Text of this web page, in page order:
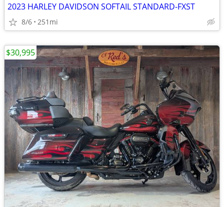
2023 HARLEY DAVIDSON SOFTAIL STANDARD-FXST
8/6 251mi
$30,995